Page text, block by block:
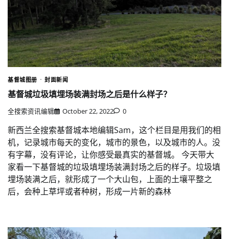
基督城图册 封面新闻
基督城垃圾填埋场装满封场之后是什么样子？
全搜索资讯编辑 October 22, 2022 0
新西兰全搜索基督城本地编辑Sam，这个栏目是用我们的相
机，记录城市每天的变化，城市的景色，以及城市的人。没
有字幕，没有评论，让你感受最真实的基督城。 今天带大
家看一下基督城的垃圾填埋场装满封场之后的样子。垃圾填
埋场装满之后，就形成了一个大山包，上面的土壤平整之
后，会种上草坪或者种树，形成一片新的森林